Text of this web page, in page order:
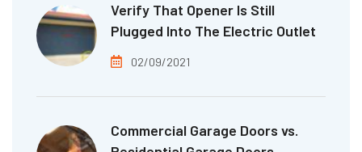
Verify That Opener Is Still
Plugged Into The Electric Outlet
02/09/2021
Commercial Garage Doors vs.